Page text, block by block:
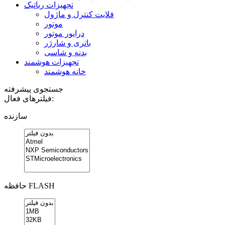
تجهیزات رباتیک
فلایت کنترل و ماژول
موتور
درایور موتور
باتری و شارژر
بدنه و شاسی
تجهیزات هوشمند
خانه هوشمند
جستجوی پیشرفته
فیلترهای فعال:
سازنده
حافظه FLASH